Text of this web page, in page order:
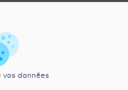
données